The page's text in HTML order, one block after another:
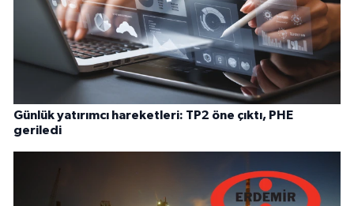
Günlük yatırımcı hareketleri: TP2 öne çıktı, PHE
geriledi